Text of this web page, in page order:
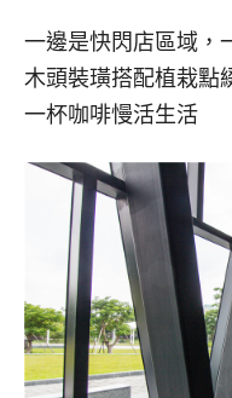
一邊是快閃店區域，
木頭裝璜搭配植栽點
一杯咖啡慢活生活